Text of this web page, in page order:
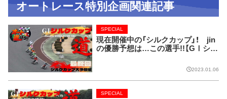
オートレース特別企画関連記事
現在開催中の「シルクカップ」！ jin
の優勝予想は…この選手!!【GⅠシル
SPECIAL
2023.01.06
SPECIAL